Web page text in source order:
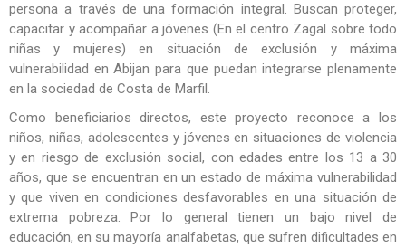
persona a través de una formación integral. Buscan proteger,
capacitar y acompañar a jóvenes (En el centro Zagal sobre todo
niñas y mujeres) en situación de exclusión y máxima
vulnerabilidad en Abijan para que puedan integrarse plenamente
en la sociedad de Costa de Marfil.
Como beneficiarios directos, este proyecto reconoce a los
niños, niñas, adolescentes y jóvenes en situaciones de violencia
y en riesgo de exclusión social, con edades entre los 13 a 30
años, que se encuentran en un estado de máxima vulnerabilidad
y que viven en condiciones desfavorables en una situación de
extrema pobreza. Por lo general tienen un bajo nivel de
educación, en su mayoría analfabetas, que sufren dificultades en